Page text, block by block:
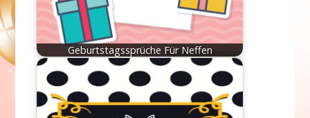
Geburtstagssprüche Für Neffen